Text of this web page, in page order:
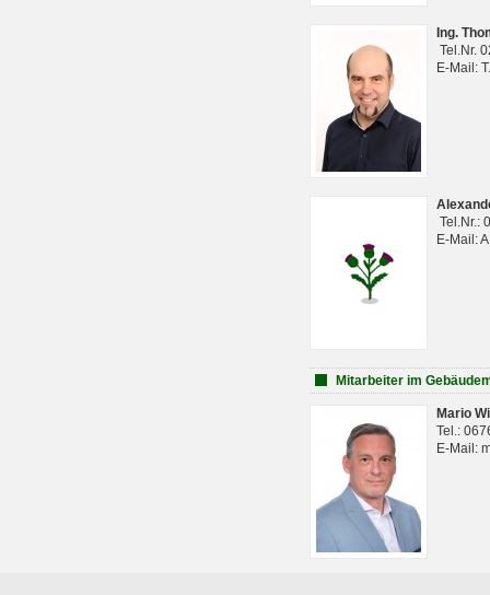
Ing.
Tel.Nr.
E-Mail:
Tel.Nr.:
E-Mail:
Mitarbeiter im
Mario
Tel.:
E-Mail: